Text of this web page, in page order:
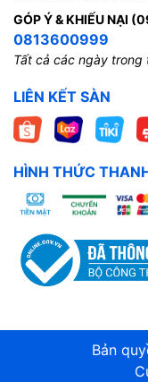
GÓP Ý & KHIẾU NẠI
0813600999
Tất cả các ngày trong
LIÊN KẾT SÀN
HÌNH THỨC
Bản